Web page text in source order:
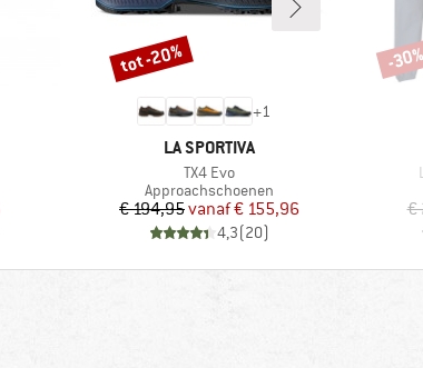
prijs
+1
MERK
LA SPORTIVA
Artikel
TX4 Evo
Productgroep
Approachschoenen
Prijs
€ 194,95 Verlaagde prijs
vanaf€ 155,96
4,3(20)
Korting
tot -20%
€
-